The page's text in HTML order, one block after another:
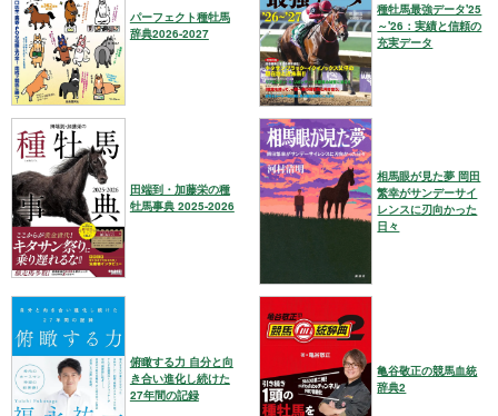
パーフェクト種牡馬
辞典2026-2027
種牡馬最強データ'25
～'26：実績と信頼の
充実データ
田端到・加藤栄の種
牡馬事典 2025-2026
相馬眼が見た夢 岡田
繁幸がサンデーサイ
レンスに刃向かった
日々
俯瞰する力 自分と向
き合い進化し続けた
27年間の記録
亀谷敬正の競馬血統
辞典2